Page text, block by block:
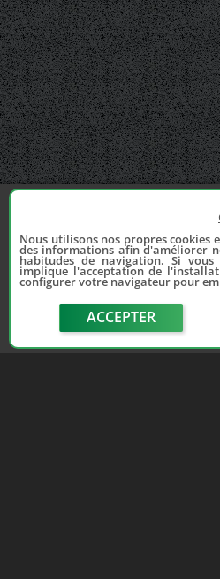
Nous utilisons nos propres cookies
des informations afin d'améliorer
habitudes de navigation. Si
implique l'acceptation de
configurer votre navigateur pour
ACCEPTER